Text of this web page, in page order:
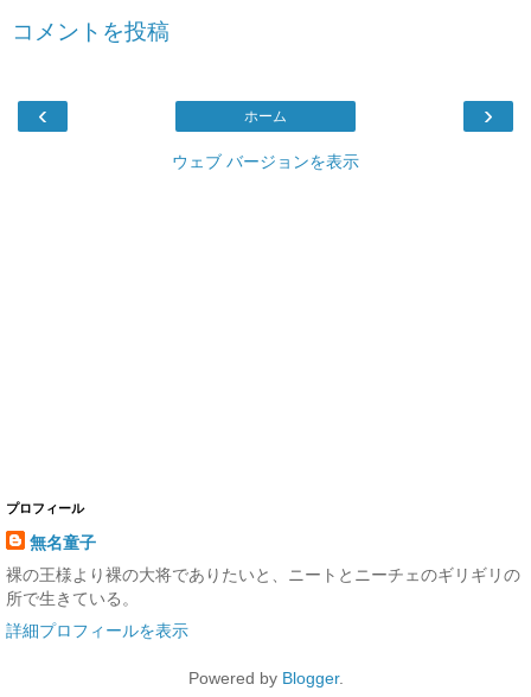
コメントを投稿
‹ ›
ホーム
ウェブ バージョンを表示
プロフィール
無名童子
裸の王様より裸の大将でありたいと、ニートとニーチェのギリギリの
所で生きている。
詳細プロフィールを表示
Powered by Blogger.